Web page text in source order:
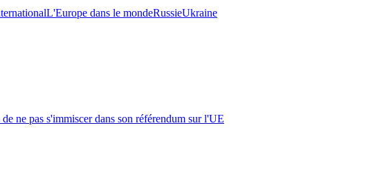
L'Europe dans le mondeRussieUkraine
ne pas s'immiscer dans son référendum sur l'UE